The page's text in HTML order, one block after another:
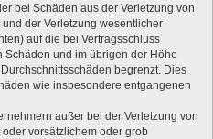
bei Schäden aus der Verletzung von
der Verletzung wesentlicher
auf die bei Vertragsschluss
und im übrigen der Höhe
begrenzt. Dies
wie insbesondere entgangenen
außer bei der Verletzung von
vorsätzlichem oder grob